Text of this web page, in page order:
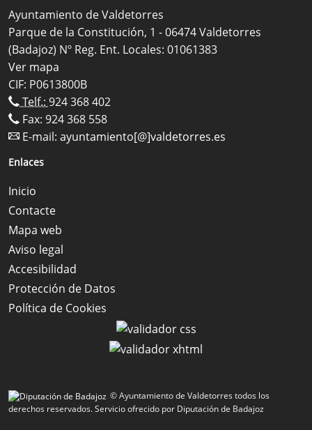
Ayuntamiento de Valdetorres
Parque de la Constitución, 1 - 06474 Valdetorres
(Badajoz) Nº Reg. Ent. Locales: 01061383
Ver mapa
CIF: P0613800B
Telf.: 924 368 402
Fax: 924 368 558
E-mail: ayuntamiento[@]valdetorres.es
Enlaces
Inicio
Contacte
Mapa web
Aviso legal
Accesibilidad
Protección de Datos
Política de Cookies
© Ayuntamiento de Valdetorres todos los
derechos reservados.Servicio ofrecido por Diputación de Badajoz